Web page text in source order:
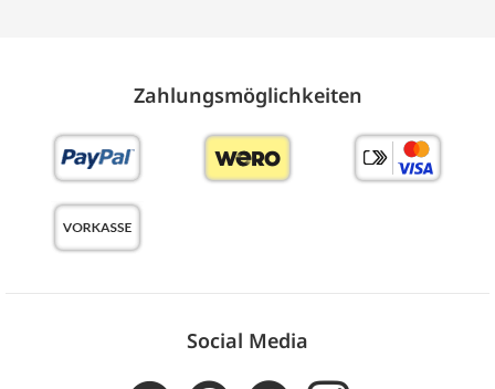
Zahlungs­möglich­keiten
Social Media